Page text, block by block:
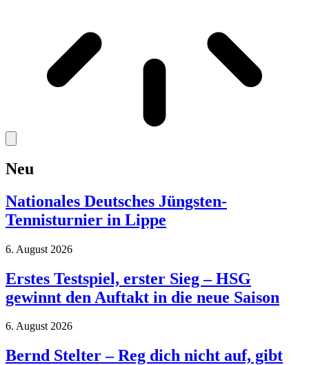
Neu
Nationales Deutsches Jüngsten-
Tennisturnier in Lippe
6. August 2026
Erstes Testspiel, erster Sieg – HSG
gewinnt den Auftakt in die neue Saison
6. August 2026
Bernd Stelter – Reg dich nicht auf, gibt